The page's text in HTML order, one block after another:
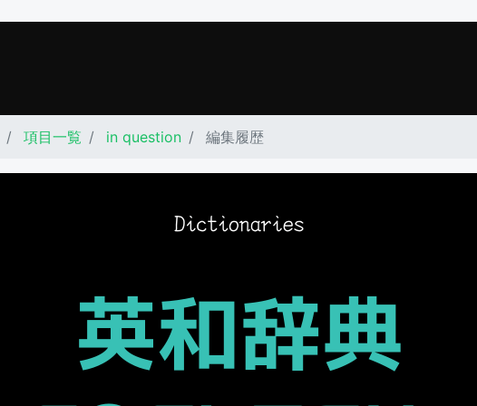
項目一覧 in question 編集履歴